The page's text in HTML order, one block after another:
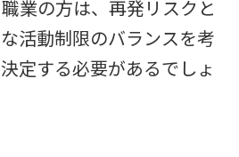
業の方は、再発リスクと
活動制限のバランスを考
定する必要があるでしょ